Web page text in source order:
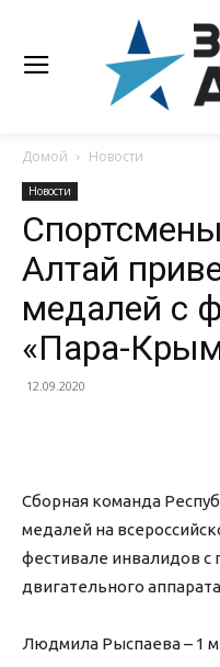
Домой Новости
Новости
Алтай
медалей с
«Пара-
12.09.2020
Сборная команда
медалей на
фестивале инвалидов
двигательного
Людмила Рыспаева – 1